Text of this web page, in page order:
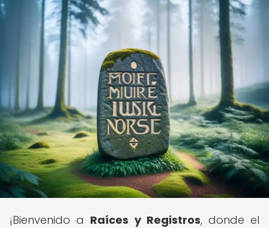
¡Bienvenido a Raíces y Registros, donde el